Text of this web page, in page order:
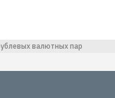
валютных пар